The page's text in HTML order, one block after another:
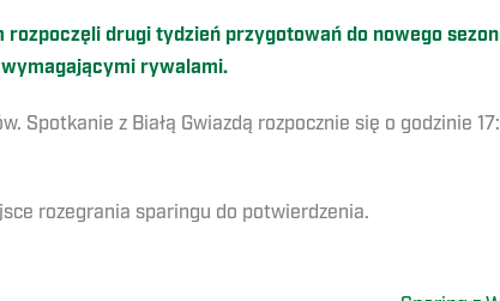
drugi tydzień przygotowań do nowego
rywalami.
Spotkanie z Białą Gwiazdą rozpocznie się o godzinie
rozegrania sparingu do potwierdzenia.